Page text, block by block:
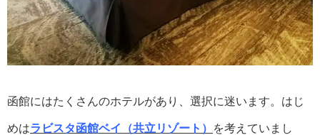
函館にはたくさんのホテルがあり、選択に迷います。はじ
めはラビスタ函館ベイ（共立リゾート） を考えていまし